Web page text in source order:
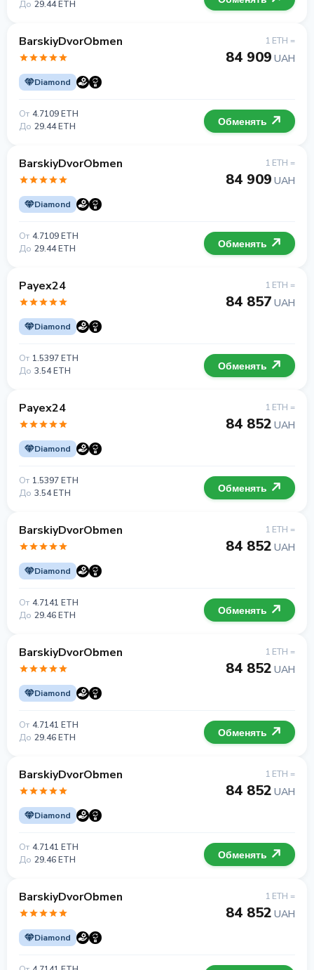
До 29.44 ETH
BarskiyDvorObmen
Diamond
1 ETH =
84 909 UAH
От 4.7109 ETH
До 29.44 ETH Обменять
BarskiyDvorObmen
Diamond
1 ETH =
84 909 UAH
От 4.7109 ETH
До 29.44 ETH Обменять
Payex24
Diamond
1 ETH =
84 857 UAH
От 1.5397 ETH
До 3.54 ETH Обменять
Payex24
Diamond
1 ETH =
84 852 UAH
От 1.5397 ETH
До 3.54 ETH Обменять
BarskiyDvorObmen
Diamond
1 ETH =
84 852 UAH
От 4.7141 ETH
До 29.46 ETH Обменять
BarskiyDvorObmen
Diamond
1 ETH =
84 852 UAH
От 4.7141 ETH
До 29.46 ETH Обменять
BarskiyDvorObmen
Diamond
1 ETH =
84 852 UAH
От 4.7141 ETH
До 29.46 ETH Обменять
BarskiyDvorObmen
Diamond
1 ETH =
84 852 UAH